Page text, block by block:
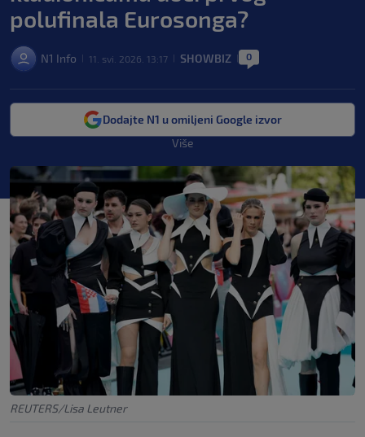
polufinala Eurosonga?
N1 Info 11. svi. 2026. 13:17 SHOWBIZ 0
Dodajte N1 u omiljeni Google izvor
Više
REUTERS/Lisa Leutner